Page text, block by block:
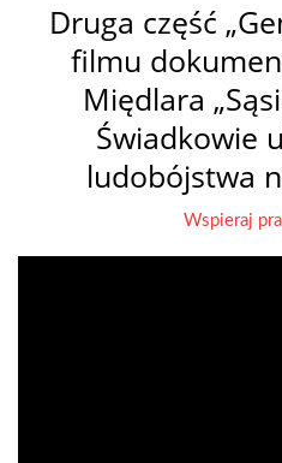
Druga część
filmu
Międlara
Świadkowie
ludobójstwa
Wspieraj